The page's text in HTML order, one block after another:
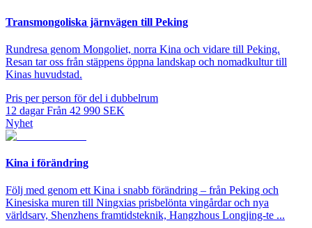
Transmongoliska järnvägen till Peking
Rundresa genom Mongoliet, norra Kina och vidare till Peking.
Resan tar oss från stäppens öppna landskap och nomadkultur till
Kinas huvudstad.
Pris per person för del i dubbelrum
12 dagar Från 42 990 SEK
Nyhet
Kina i förändring
Följ med genom ett Kina i snabb förändring – från Peking och
Kinesiska muren till Ningxias prisbelönta vingårdar och nya
världsarv, Shenzhens framtidsteknik, Hangzhous Longjing-te ...